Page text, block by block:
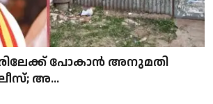
പോകാൻ അനുമതി
അ...